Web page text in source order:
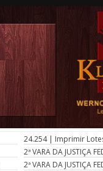
24.254| Imprimir
2ª VARA DA JUSTIÇA
2ª VARA DA JUSTIÇA